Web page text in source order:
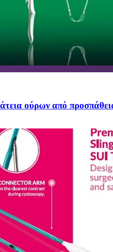
ούρων από